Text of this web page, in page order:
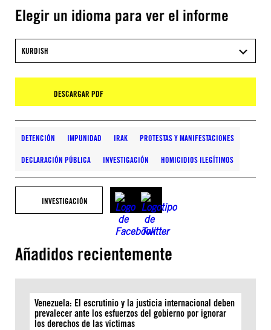
Elegir un idioma para ver el informe
KURDISH
DESCARGAR PDF
DETENCIÓN IMPUNIDAD IRAK PROTESTAS Y MANIFESTACIONES
DECLARACIÓN PÚBLICA INVESTIGACIÓN HOMICIDIOS ILEGÍTIMOS
INVESTIGACIÓN
Añadidos recientemente
Venezuela: El escrutinio y la justicia internacional deben
prevalecer ante los esfuerzos del gobierno por ignorar
los derechos de las víctimas